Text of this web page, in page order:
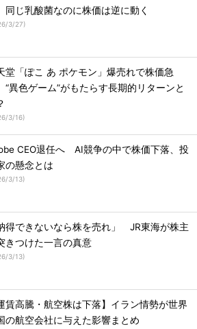
じ乳酸菌なのに株価は逆に動く
3/27)
堂「ぽこ あ ポケモン」爆売れで株価急
異色ゲーム”がもたらす長期的リターンと
3/16)
CEO退任へ AI競争の中で株価下落、投
の懸念とは
3/13)
得できないなら株を売れ」 JR東海が株主
きつけた一言の真意
3/13)
賃高騰・航空株は下落】イラン情勢が世界
の航空会社に与えた影響まとめ